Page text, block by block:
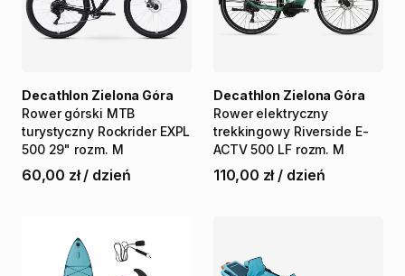
Rower górski MTB
turystyczny Rockrider EXPL
500 29" rozm. M
Decathlon Zielona Góra
60,00 zł / dzień
Rower elektryczny
trekkingowy Riverside E-
ACTV 500 LF rozm. M
Decathlon Zielona Góra
110,00 zł / dzień